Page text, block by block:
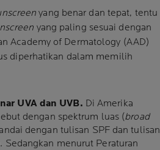
yang benar dan tepat, tentu
yang paling sesuai dengan
Academy of Dermatology (AAD)
diperhatikan dalam memilih
UVA dan UVB. Di Amerika
dengan spektrum luas (broad
dengan tulisan SPF dan tulisan
Sedangkan menurut Peraturan